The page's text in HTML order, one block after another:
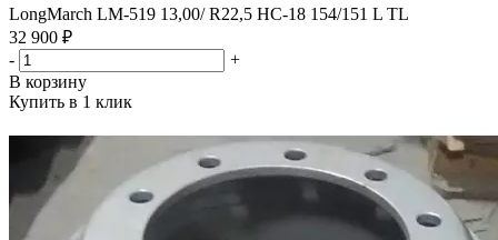
LongMarch LM-519 13,00/ R22,5 HC-18 154/151 L TL
32 900 ₽
-
+
В корзину
Купить в 1 клик